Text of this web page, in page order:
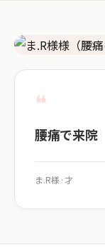
注目の口
❝
腰痛で来院
ま.R様 · 才